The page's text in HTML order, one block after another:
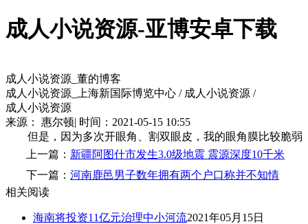
成人小说资源-亚博安卓下载
成人小说资源_董的博客
成人小说资源_上海新国际博览中心 / 成人小说资源 /
成人小说资源
来源： 惠尔顿| 时间：2021-05-15 10:55
但是，因为多次开眼角、割双眼皮，我的眼角膜比较脆弱
上一篇： 新疆阿图什市发生3.0级地震 震源深度10千米
下一篇： 河南鹿邑男子数年拥有两个户口称并不知情
相关阅读
海南将投资11亿元治理中小河流2021年05月15日